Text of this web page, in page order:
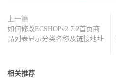
上一篇
如何修改ECSHOPv2.7.2首页商
品列表显示分类名称及链接地址
相关推荐